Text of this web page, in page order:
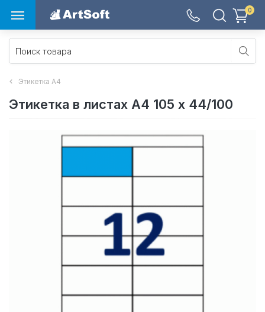
0
Этикетка А4
Этикетка в листах А4 105 х 44/100